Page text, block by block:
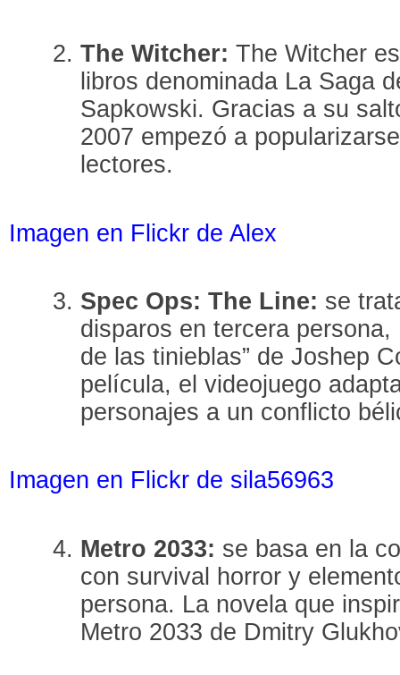
The Witcher: The Witcher
libros denominada La Saga
Sapkowski. Gracias a su
2007 empezó a
lectores.
Imagen en Flickr de Alex
Spec Ops: The Line: se
disparos en tercera
de las tinieblas” de Joshep
película, el videojuego
personajes a un conflicto
Imagen en Flickr de sila56963
Metro 2033: se basa en la
con survival horror y
persona. La novela que
Metro 2033 de Dmitry